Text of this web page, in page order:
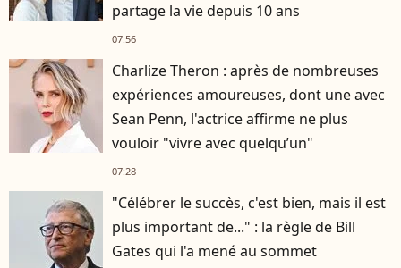
partage la vie depuis 10 ans
07:56
Charlize Theron : après de nombreuses
expériences amoureuses, dont une avec
Sean Penn, l'actrice affirme ne plus
vouloir "vivre avec quelqu’un"
07:28
"Célébrer le succès, c'est bien, mais il est
plus important de..." : la règle de Bill
Gates qui l'a mené au sommet